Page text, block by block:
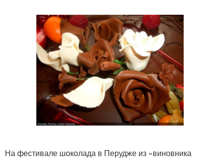
На фестивале шоколада в Перудже из «виновника